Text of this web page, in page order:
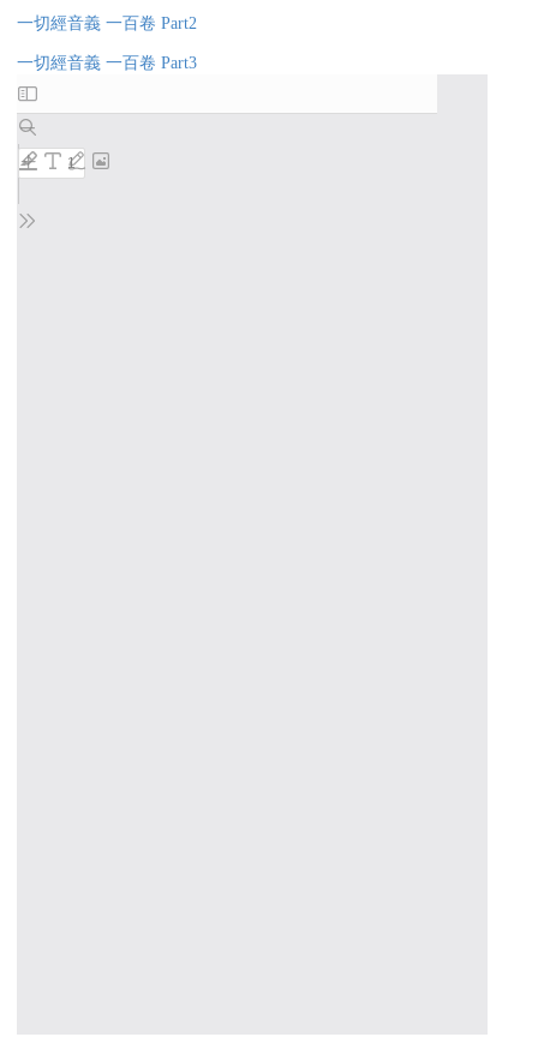
一切經音義 一百卷 Part2
一切經音義 一百卷 Part3